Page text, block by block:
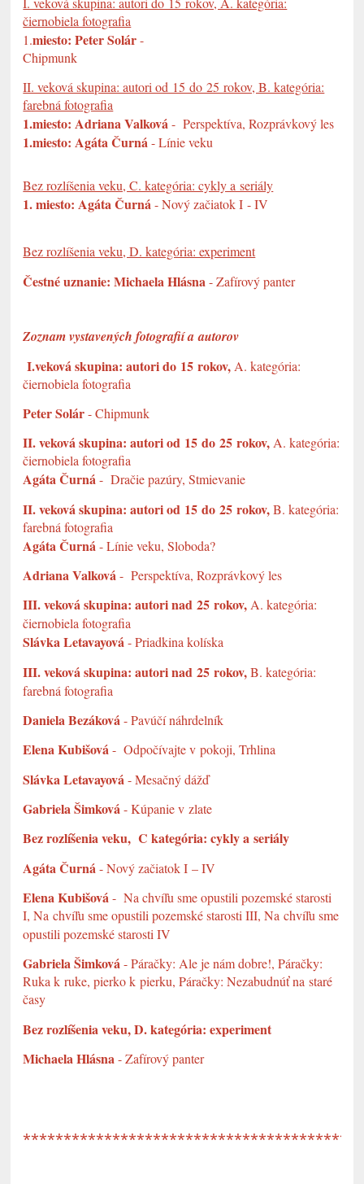
čiernobiela fotografia
1.miesto: Peter Solár-
Chipmunk
II. veková skupina: autori od 15 do 25 rokov, B. kategória:
farebná fotografia
1.miesto: Adriana Valková- Perspektíva, Rozprávkový les
1.miesto: Agáta Čurná- Línie veku
Bez rozlíšenia veku, C. kategória: cykly a seriály
1. miesto: Agáta Čurná- Nový začiatok I - IV
Bez rozlíšenia veku, D. kategória: experiment
Čestné uznanie: Michaela Hlásna- Zafírový panter
Zoznam vystavených fotografií a autorov
I.veková skupina: autori do 15 rokov,A. kategória:
čiernobiela fotografia
Peter Solár- Chipmunk
II. veková skupina: autori od 15 do 25 rokov,A. kategória:
čiernobiela fotografia
Agáta Čurná- Dračie pazúry, Stmievanie
II. veková skupina: autori od 15 do 25 rokov,B. kategória:
farebná fotografia
Agáta Čurná- Línie veku, Sloboda?
Adriana Valková- Perspektíva, Rozprávkový les
III. veková skupina: autori nad 25 rokov,A. kategória:
čiernobiela fotografia
Slávka Letavayová- Priadkina kolíska
III. veková skupina: autori nad 25 rokov,B. kategória:
farebná fotografia
Daniela Bezáková- Pavúčí náhrdelník
Elena Kubišová- Odpočívajte v pokoji, Trhlina
Slávka Letavayová - Mesačný dážď
Gabriela Šimková- Kúpanie v zlate
Bez rozlíšenia veku, C kategória: cykly a seriály
Agáta Čurná - Nový začiatok I – IV
Elena Kubišová- Na chvíľu sme opustili pozemské starosti
I, Na chvíľu sme opustili pozemské starosti III, Na chvíľu sme
opustili pozemské starosti IV
Gabriela Šimková- Páračky: Ale je nám dobre!, Páračky:
Ruka k ruke, pierko k pierku, Páračky: Nezabudnúť na staré
časy
Bez rozlíšenia veku, D. kategória: experiment
Michaela Hlásna- Zafírový panter